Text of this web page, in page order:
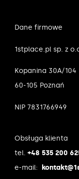
Dane firmowe
1stplace.pl sp. z
Kopanina 30A/104
60-105 Poznań
NIP 7831766949
Obsługa klienta
tel. +48 535 200
e-mail: